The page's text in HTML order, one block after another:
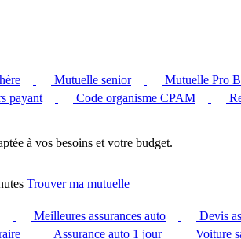
Mutuelle senior Mutuelle Pro
payant Code organisme CPAM
à vos besoins et votre budget.
Trouver ma mutuelle
Meilleures assurances auto Devis
Assurance auto 1 jour Voiture